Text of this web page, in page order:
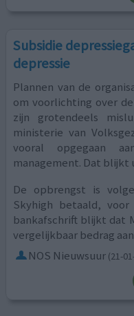
Subsidie
depressie
Plannen van de
om voorlichting over
zijn grotendeels
ministerie van
vooral opgegaan
management. Dat blijkt
De opbrengst is
Skyhigh betaald,
bankafschrift blijkt dat
vergelijkbaar bedrag
NOS Nieuwsuur (21-